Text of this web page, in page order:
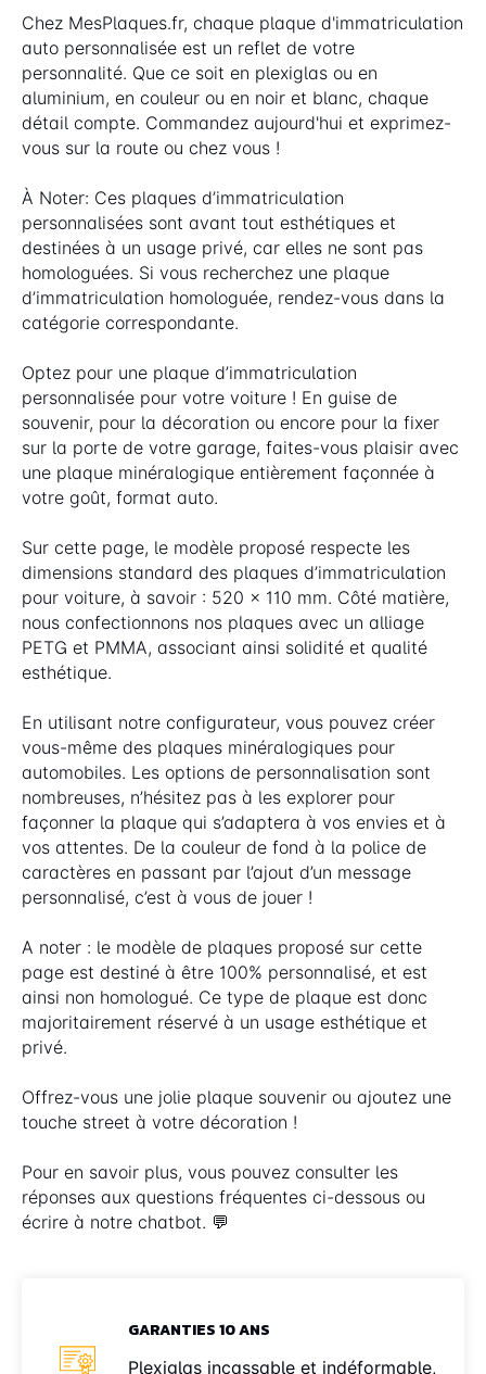
Chez MesPlaques.fr, chaque plaque d'immatriculation
auto personnalisée est un reflet de votre
personnalité. Que ce soit en plexiglas ou en
aluminium, en couleur ou en noir et blanc, chaque
détail compte. Commandez aujourd'hui et exprimez-
vous sur la route ou chez vous !
À Noter: Ces plaques d’immatriculation
personnalisées sont avant tout esthétiques et
destinées à un usage privé, car elles ne sont pas
homologuées. Si vous recherchez une plaque
d’immatriculation homologuée, rendez-vous dans la
catégorie correspondante.
Optez pour une plaque d’immatriculation
personnalisée pour votre voiture ! En guise de
souvenir, pour la décoration ou encore pour la fixer
sur la porte de votre garage, faites-vous plaisir avec
une plaque minéralogique entièrement façonnée à
votre goût, format auto.
Sur cette page, le modèle proposé respecte les
dimensions standard des plaques d’immatriculation
pour voiture, à savoir : 520 x 110 mm. Côté matière,
nous confectionnons nos plaques avec un alliage
PETG et PMMA, associant ainsi solidité et qualité
esthétique.
En utilisant notre configurateur, vous pouvez créer
vous-même des plaques minéralogiques pour
automobiles. Les options de personnalisation sont
nombreuses, n’hésitez pas à les explorer pour
façonner la plaque qui s’adaptera à vos envies et à
vos attentes. De la couleur de fond à la police de
caractères en passant par l’ajout d’un message
personnalisé, c’est à vous de jouer !
A noter : le modèle de plaques proposé sur cette
page est destiné à être 100% personnalisé, et est
ainsi non homologué. Ce type de plaque est donc
majoritairement réservé à un usage esthétique et
privé.
Offrez-vous une jolie plaque souvenir ou ajoutez une
touche street à votre décoration !
Pour en savoir plus, vous pouvez consulter les
réponses aux questions fréquentes ci-dessous ou
écrire à notre chatbot. 💬
GARANTIES 10 ANS
Plexiglas incassable et indéformable,